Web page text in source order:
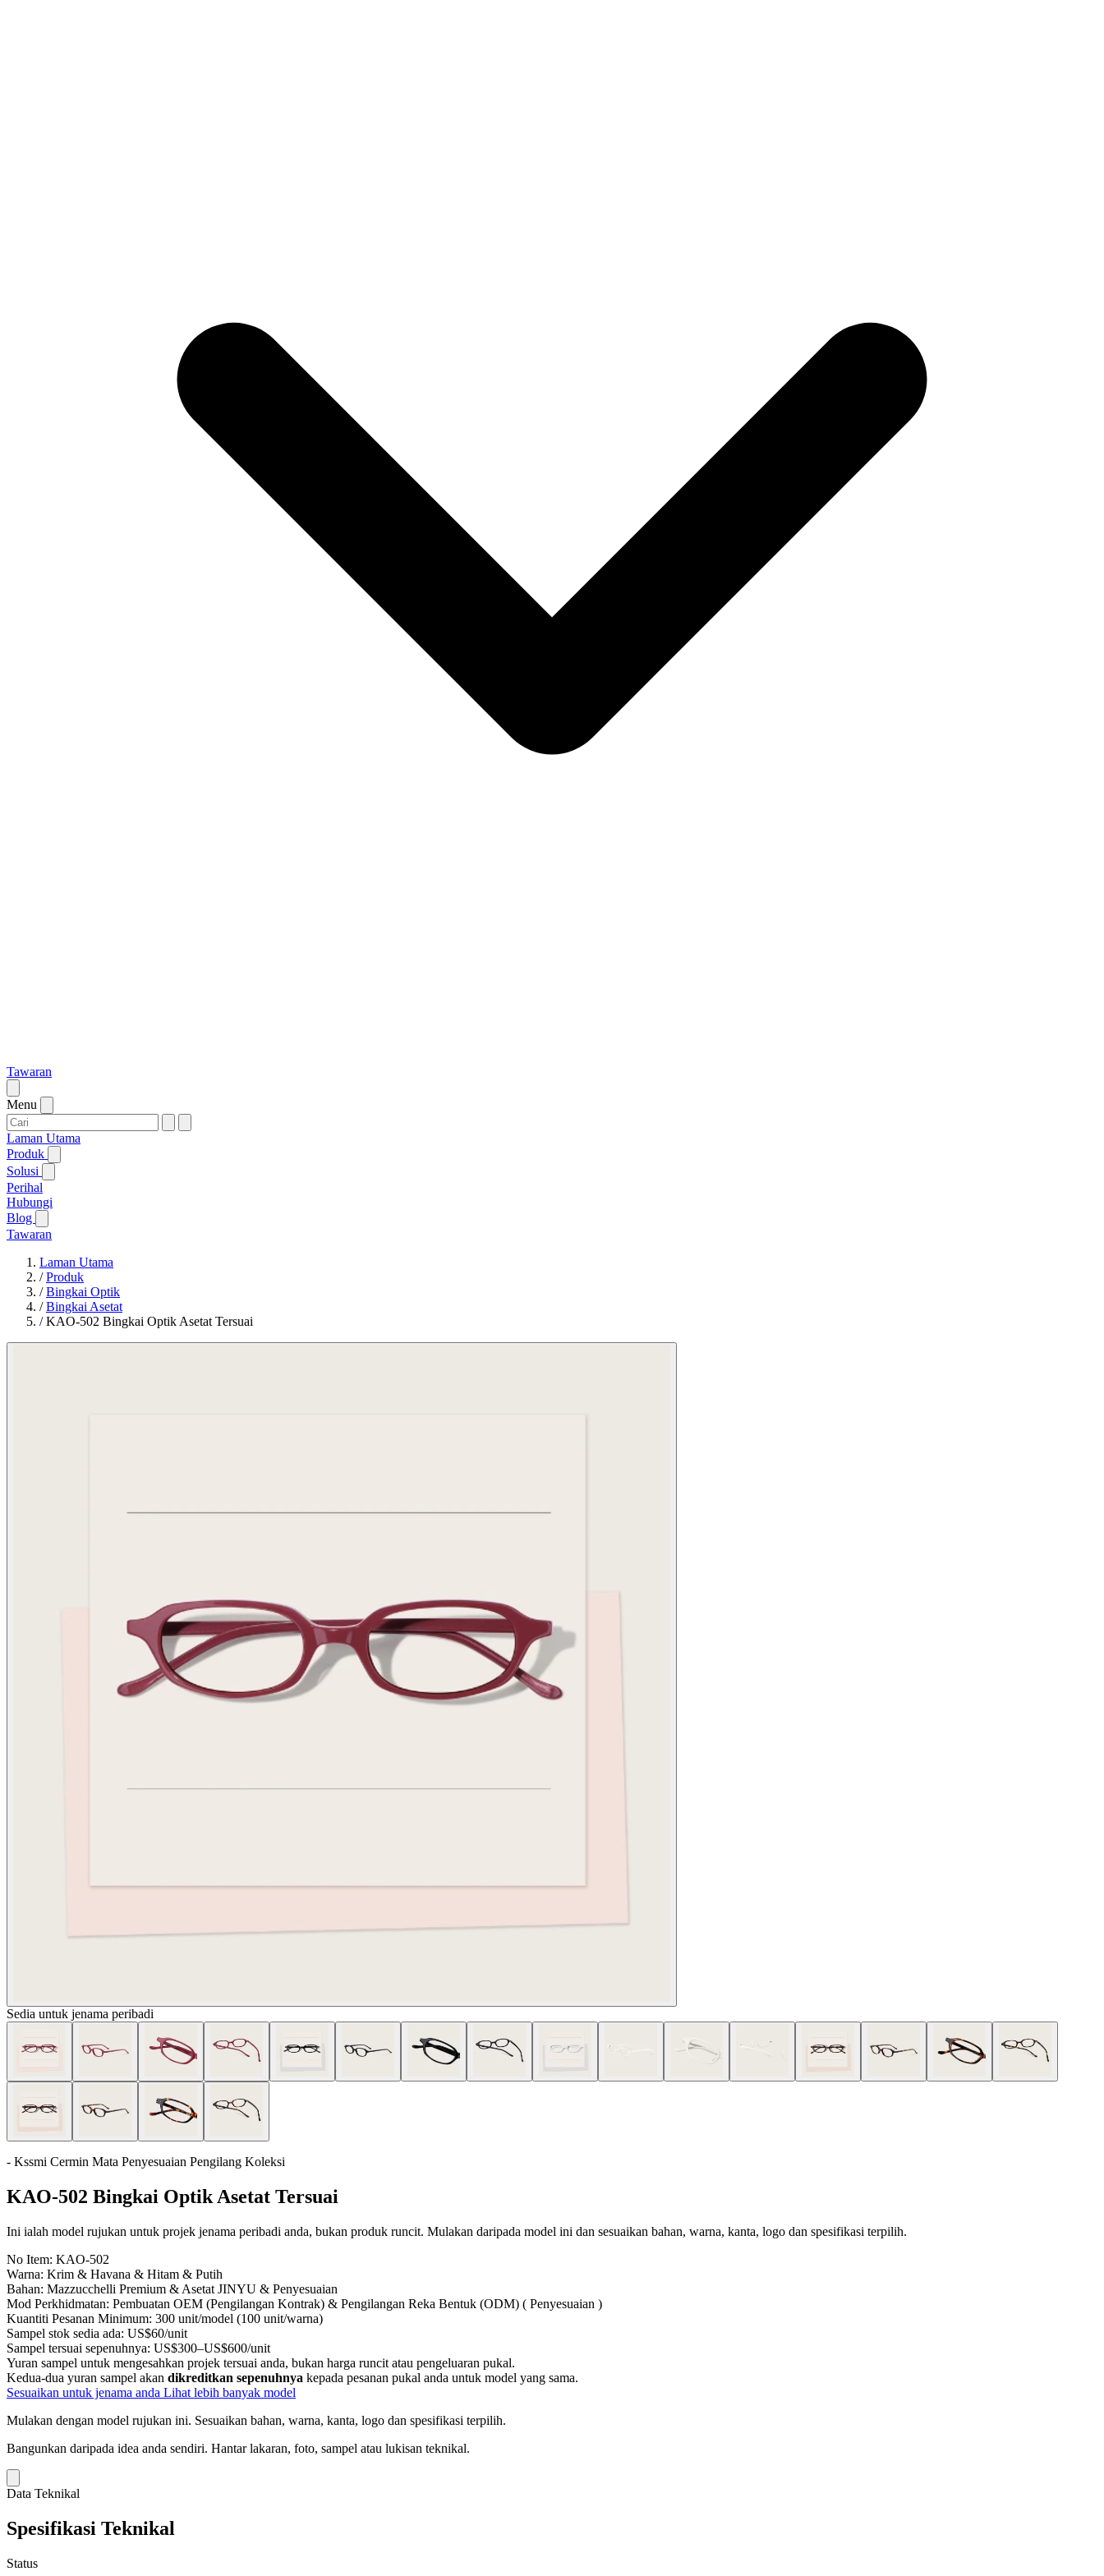
Tawaran
Menu
Laman Utama
Produk
Solusi
Perihal
Hubungi
Blog
Tawaran
Laman Utama
/Produk
/Bingkai Optik
/Bingkai Asetat
/KAO-502 Bingkai Optik Asetat Tersuai
Sedia untuk jenama peribadi
- Kssmi Cermin Mata Penyesuaian Pengilang Koleksi
KAO-502 Bingkai Optik Asetat Tersuai
Ini ialah model rujukan untuk projek jenama peribadi anda, bukan produk runcit. Mulakan daripada model ini dan sesuaikan bahan, warna, kanta, logo dan spesifikasi terpilih.
No Item: KAO-502
Warna: Krim & Havana & Hitam & Putih
Bahan: Mazzucchelli Premium & Asetat JINYU & Penyesuaian
Mod Perkhidmatan: Pembuatan OEM (Pengilangan Kontrak) & Pengilangan Reka Bentuk (ODM) ( Penyesuaian )
Kuantiti Pesanan Minimum: 300 unit/model (100 unit/warna)
Sampel stok sedia ada: US$60/unit
Sampel tersuai sepenuhnya: US$300–US$600/unit
Yuran sampel untuk mengesahkan projek tersuai anda, bukan harga runcit atau pengeluaran pukal.
Kedua-dua yuran sampel akan dikreditkan sepenuhnya kepada pesanan pukal anda untuk model yang sama.
Sesuaikan untuk jenama anda Lihat lebih banyak model
Mulakan dengan model rujukan ini. Sesuaikan bahan, warna, kanta, logo dan spesifikasi terpilih.
Bangunkan daripada idea anda sendiri. Hantar lakaran, foto, sampel atau lukisan teknikal.
Data Teknikal
Spesifikasi Teknikal
Status